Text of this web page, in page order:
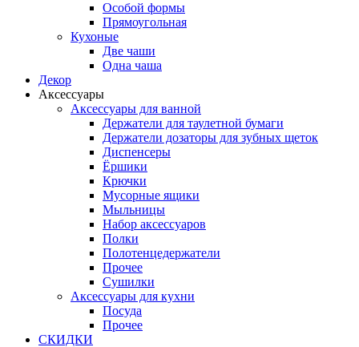
Особой формы
Прямоугольная
Кухоные
Две чаши
Одна чаша
Декор
Аксессуары
Аксессуары для ванной
Держатели для таулетной бумаги
Держатели дозаторы для зубных щеток
Диспенсеры
Ёршики
Крючки
Мусорные ящики
Мыльницы
Набор аксессуаров
Полки
Полотенцедержатели
Прочее
Сушилки
Аксессуары для кухни
Посуда
Прочее
СКИДКИ